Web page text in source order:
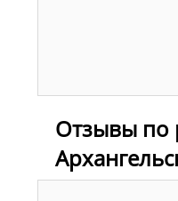
Отзывы по